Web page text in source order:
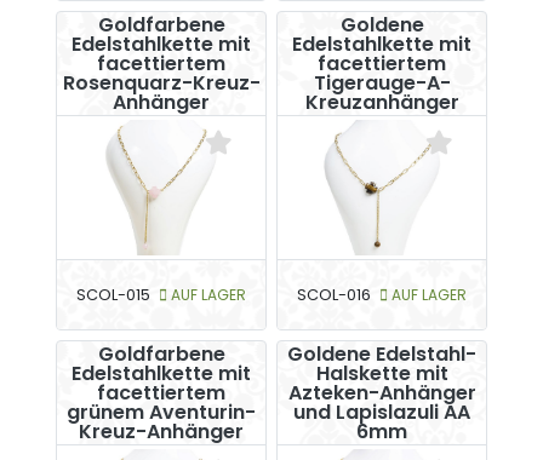
Goldfarbene
Edelstahlkette mit
facettiertem
Rosenquarz-Kreuz-
Anhänger
SCOL-015 AUF LAGER
Goldene
Edelstahlkette mit
facettiertem
Tigerauge-A-
Kreuzanhänger
SCOL-016 AUF LAGER
Goldfarbene
Edelstahlkette mit
facettiertem
grünem Aventurin-
Kreuz-Anhänger
Goldene Edelstahl-
Halskette mit
Azteken-Anhänger
und Lapislazuli AA
6mm